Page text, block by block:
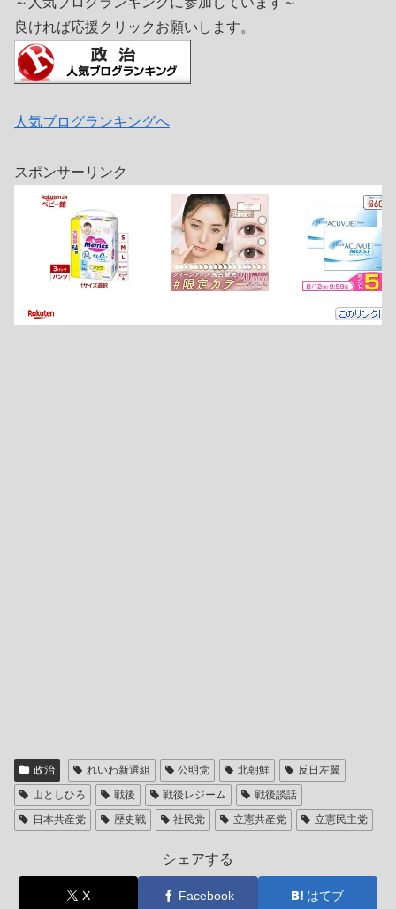
良ければ応援クリックお願いします。
人気ブログランキングへ
スポンサーリンク
政治 れいわ新選組 公明党 北朝鮮
反日左翼
山としひろ
戦後 戦後レジーム
戦後談話
日本共産党
歴史戦 社民党 立憲共産党 立憲民主党
シェアする
X Facebook はてブ